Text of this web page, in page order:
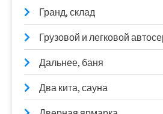
Гранд, склад
Грузовой и легковой
Дальнее, баня
Два кита, сауна